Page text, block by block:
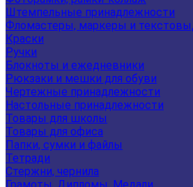
Штемпельные принадлежности
Фломастеры, маркеры и
Краски
Ручки
Блокноты и ежедневники
Рюкзаки и мешки для обуви
Чертежные принадлежности
Настольные принадлежности
Товары для школы
Товары для офиса
Папки, сумки и файлы
Тетради
Стержни, чернила